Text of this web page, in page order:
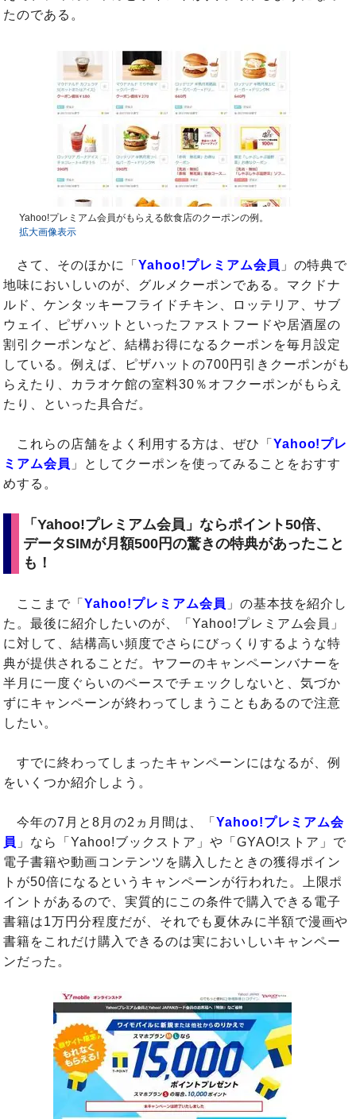
たのである。
Yahoo!プレミアム会員がもらえる飲食店のクーポンの例。
拡大画像表示
さて、そのほかに「Yahoo!プレミアム会員 」の特典で
地味においしいのが、グルメクーポンである。マクドナ
ルド、ケンタッキーフライドチキン、ロッテリア、サブ
ウェイ、ピザハットといったファストフードや居酒屋の
割引クーポンなど、結構お得になるクーポンを毎月設定
している。例えば、ピザハットの700円引きクーポンがも
らえたり、カラオケ館の室料30％オフクーポンがもらえ
たり、といった具合だ。
これらの店舗をよく利用する方は、ぜひ「 Yahoo!プレ
ミアム会員 」としてクーポンを使ってみることをおすす
めする。
「Yahoo!プレミアム会員」ならポイント50倍、
データSIMが月額500円の驚きの特典があったこと
も！
ここまで「Yahoo!プレミアム会員 」の基本技を紹介し
た。最後に紹介したいのが、「Yahoo!プレミアム会員」
に対して、結構高い頻度でさらにびっくりするような特
典が提供されることだ。ヤフーのキャンペーンバナーを
半月に一度ぐらいのペースでチェックしないと、気づか
ずにキャンペーンが終わってしまうこともあるので注意
したい。
すでに終わってしまったキャンペーンにはなるが、例
をいくつか紹介しよう。
今年の7月と8月の2ヵ月間は、「 Yahoo!プレミアム会
員 」なら「Yahoo!ブックストア」や「GYAO!ストア」で
電子書籍や動画コンテンツを購入したときの獲得ポイン
トが50倍になるというキャンペーンが行われた。上限ポ
イントがあるので、実質的にこの条件で購入できる電子
書籍は1万円分程度だが、それでも夏休みに半額で漫画や
書籍をこれだけ購入できるのは実においしいキャンペー
ンだった。